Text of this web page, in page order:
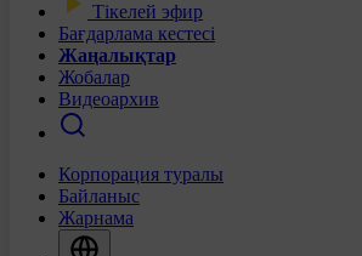
Тікелей эфир
Бағдарлама кестесі
Жаңалықтар
Жобалар
Видеоархив
Корпорация туралы
Байланыс
Жарнама